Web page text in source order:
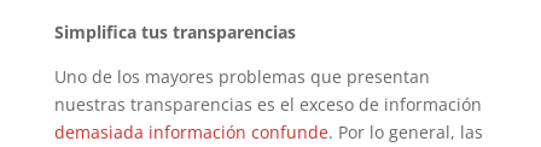
Simplifica tus transparencias
Uno de los mayores problemas que presentan
nuestras transparencias es el exceso de información
demasiada información confunde. Por lo general, las